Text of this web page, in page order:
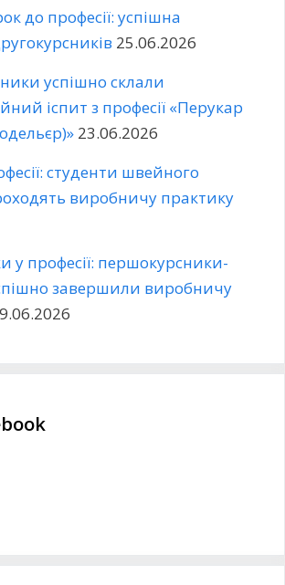
до професії: успішна
25.06.2026
успішно склали
іспит з професії «Перукар
23.06.2026
студенти швейного
виробничу практику
у професії: першокурсники-
завершили виробничу